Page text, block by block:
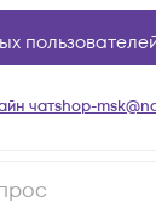
чатshop-